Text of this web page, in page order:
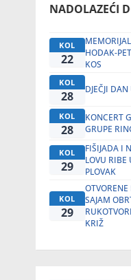
NADOLAZEĆI
KOL
22
HODAK-
KOS
KOL
28 DJEČJI
KOL
28
KONCERT
GRUPE
KOL
29
FIŠIJADA I
LOVU RIBE
PLOVAK
KOL
29
OTVORENE
SAJAM
KRIŽ